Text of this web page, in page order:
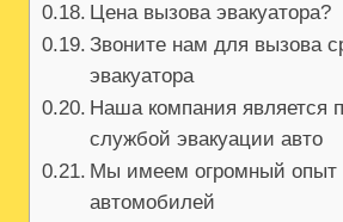
Цена вызова эвакуатора?
Звоните нам для вызова
эвакуатора
Наша компания является
службой эвакуации авто
Мы имеем огромный опыт
автомобилей